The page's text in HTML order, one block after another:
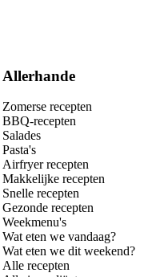
Allerhande
Zomerse recepten
BBQ-recepten
Salades
Pasta's
Airfryer recepten
Makkelijke recepten
Snelle recepten
Gezonde recepten
Weekmenu's
Wat eten we vandaag?
Wat eten we dit weekend?
Alle recepten